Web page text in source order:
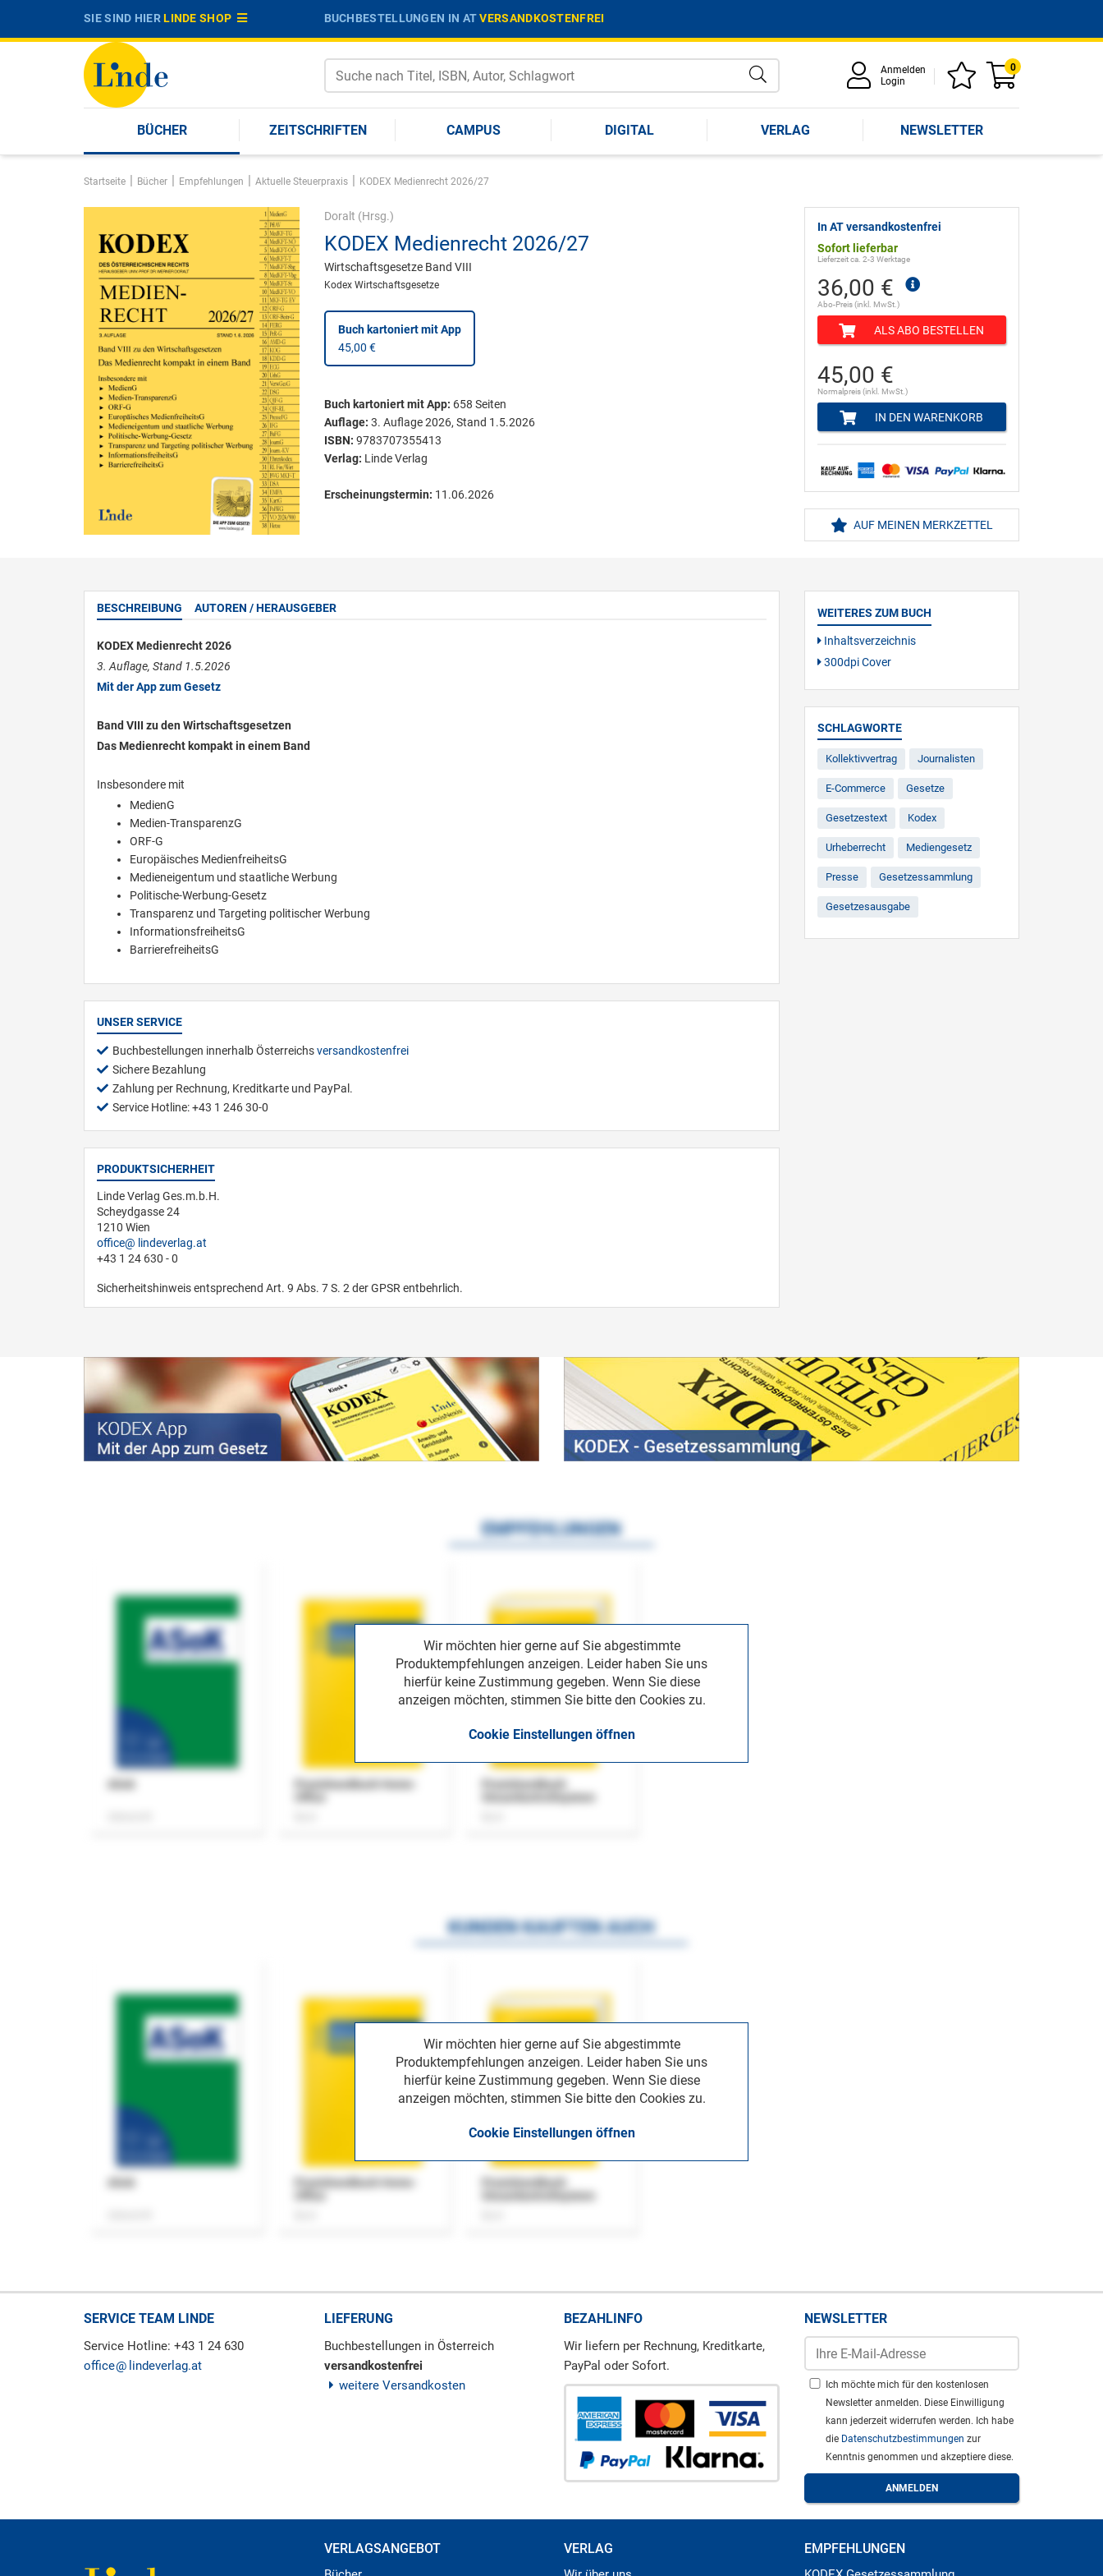
SIE SIND HIERLINDE SHOP BUCHBESTELLUNGEN IN ATVERSANDKOSTENFREI
Anmelden
Login
0
BÜCHER ZEITSCHRIFTEN CAMPUS DIGITAL VERLAG NEWSLETTER
Startseite | Bücher | Empfehlungen | Aktuelle Steuerpraxis | KODEX Medienrecht 2026/27
Doralt (Hrsg.)
KODEX Medienrecht 2026/27
Wirtschaftsgesetze Band VIII
Kodex Wirtschaftsgesetze
Buch kartoniertmit App
45,00 €
Buch kartoniertmit App: 658 Seiten
Auflage: 3. Auflage 2026, Stand 1.5.2026
ISBN: 9783707355413
Verlag: Linde Verlag
Erscheinungstermin: 11.06.2026
In AT versandkostenfrei
Sofort lieferbar
Lieferzeit ca. 2-3 Werktage
36,00 €
Abo-Preis (inkl. MwSt.)
ALS ABO BESTELLEN
45,00 €
Normalpreis (inkl. MwSt.)
IN DEN WARENKORB
AUF MEINEN MERKZETTEL
BESCHREIBUNG AUTOREN / HERAUSGEBER
KODEX Medienrecht 2026
3. Auflage, Stand 1.5.2026
Mit der App zum Gesetz
Band VIII zu den Wirtschaftsgesetzen
Das Medienrecht kompakt in einem Band
Insbesondere mit
MedienG
Medien-TransparenzG
ORF-G
Europäisches MedienfreiheitsG
Medieneigentum und staatliche Werbung
Politische-Werbung-Gesetz
Transparenz und Targeting politischer Werbung
InformationsfreiheitsG
BarrierefreiheitsG
UNSER SERVICE
Buchbestellungen innerhalb Österreichsversandkostenfrei
Sichere Bezahlung
Zahlung per Rechnung, Kreditkarte und PayPal.
Service Hotline: +43 1 246 30-0
PRODUKTSICHERHEIT
Linde Verlag Ges.m.b.H.
Scheydgasse 24
1210 Wien
office
lindeverlag.at
+43 1 24 630 - 0
Sicherheitshinweis entsprechend Art. 9 Abs. 7 S. 2 der GPSR entbehrlich.
WEITERES ZUM BUCH
Inhaltsverzeichnis
300dpi Cover
SCHLAGWORTE
Kollektivvertrag Journalisten
E-Commerce Gesetze
Gesetzestext Kodex
Urheberrecht Mediengesetz
Presse Gesetzessammlung
Gesetzesausgabe
Wir möchten hier gerne auf Sie abgestimmte
Produktempfehlungen anzeigen. Leider haben Sie uns
hierfür keine Zustimmung gegeben. Wenn Sie diese
anzeigen möchten, stimmen Sie bitte den Cookies zu.
Cookie Einstellungen öffnen
EMPFEHLUNGEN
Praxishandbuch Home-
Praxishandbuch
Wir möchten hier gerne auf Sie abgestimmte
Produktempfehlungen anzeigen. Leider haben Sie uns
hierfür keine Zustimmung gegeben. Wenn Sie diese
anzeigen möchten, stimmen Sie bitte den Cookies zu.
Cookie Einstellungen öffnen
KUNDEN KAUFTEN AUCH
Praxishandbuch Home-
Praxishandbuch
SERVICE TEAM LINDE
Service Hotline: +43 1 24 630
office
lindeverlag.at
LIEFERUNG
Buchbestellungen in Österreich
versandkostenfrei
weitere Versandkosten
BEZAHLINFO
Wir liefern per Rechnung, Kreditkarte,
PayPal oder Sofort.
NEWSLETTER
Ich möchte mich für den kostenlosen
Newsletter anmelden. Diese Einwilligung
kann jederzeit widerrufen werden. Ich habe
die Datenschutzbestimmungen zur
Kenntnis genommen und akzeptiere diese.
VERLAGSANGEBOT VERLAG EMPFEHLUNGEN